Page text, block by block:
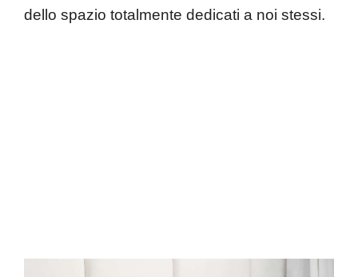
dello spazio totalmente dedicati a noi stessi.